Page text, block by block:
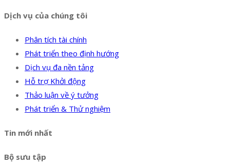
Dịch vụ của chúng tôi
Phân tích tài chính
Phát triển theo định hướng
Dịch vụ đa nền tảng
Hỗ trợ Khởi động
Thảo luận về ý tưởng
Phát triển & Thử nghiệm
Tin mới nhất
Bộ sưu tập